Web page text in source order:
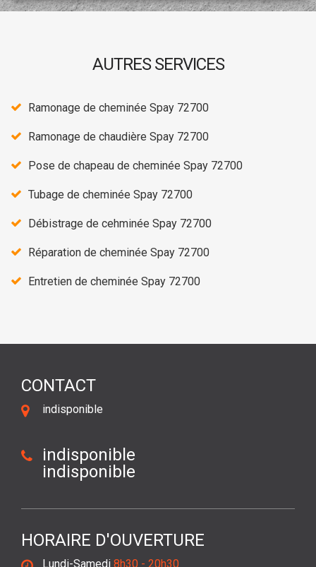
AUTRES SERVICES
Ramonage de cheminée Spay 72700
Ramonage de chaudière Spay 72700
Pose de chapeau de cheminée Spay 72700
Tubage de cheminée Spay 72700
Débistrage de cehminée Spay 72700
Réparation de cheminée Spay 72700
Entretien de cheminée Spay 72700
CONTACT
indisponible
indisponible
indisponible
HORAIRE D'OUVERTURE
Lundi-Samedi 8h30 - 20h30